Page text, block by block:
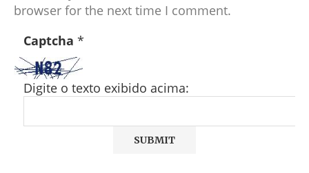
browser for the next time I comment.
Captcha *
Digite o texto exibido acima: